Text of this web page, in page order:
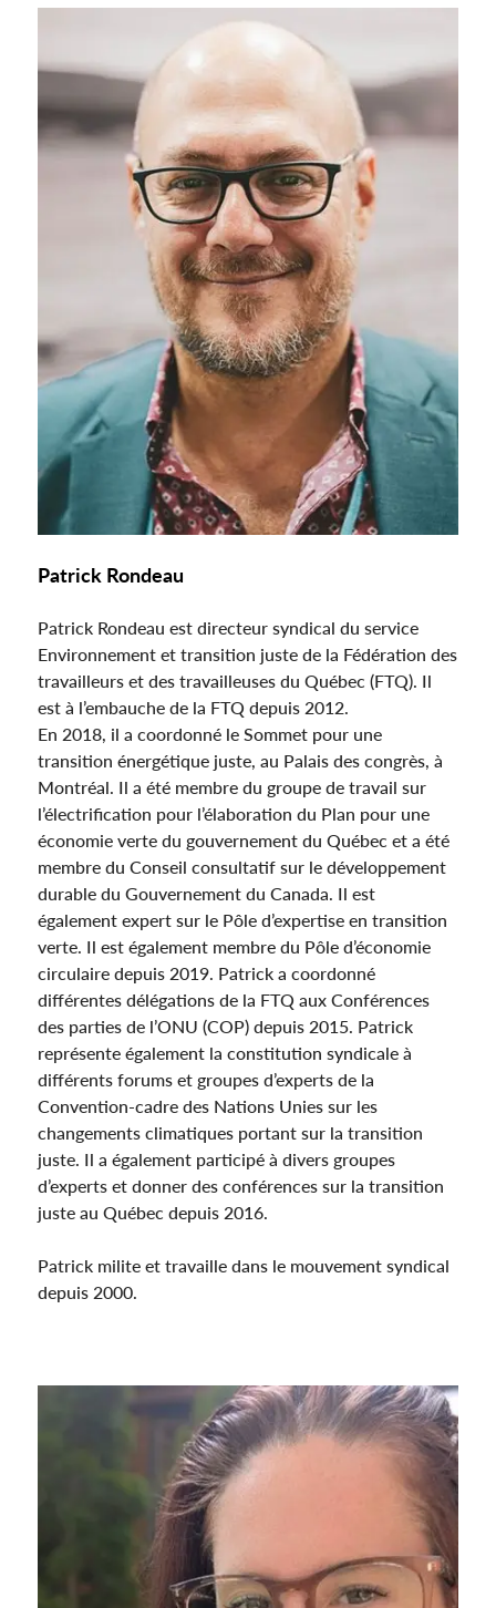
Patrick Rondeau
Patrick Rondeau est directeur syndical du service
Environnement et transition juste de la Fédération des
travailleurs et des travailleuses du Québec (FTQ). Il
est à l’embauche de la FTQ depuis 2012.
En 2018, il a coordonné le Sommet pour une
transition énergétique juste, au Palais des congrès, à
Montréal. Il a été membre du groupe de travail sur
l’électrification pour l’élaboration du Plan pour une
économie verte du gouvernement du Québec et a été
membre du Conseil consultatif sur le développement
durable du Gouvernement du Canada. Il est
également expert sur le Pôle d’expertise en transition
verte. Il est également membre du Pôle d’économie
circulaire depuis 2019. Patrick a coordonné
différentes délégations de la FTQ aux Conférences
des parties de l’ONU (COP) depuis 2015. Patrick
représente également la constitution syndicale à
différents forums et groupes d’experts de la
Convention-cadre des Nations Unies sur les
changements climatiques portant sur la transition
juste. Il a également participé à divers groupes
d’experts et donner des conférences sur la transition
juste au Québec depuis 2016.
Patrick milite et travaille dans le mouvement syndical
depuis 2000.